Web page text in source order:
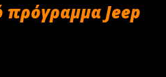
πρόγραμμα Jeep